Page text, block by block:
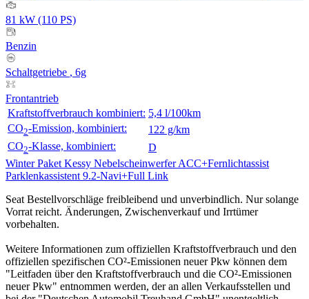
81 kW (110 PS)
Benzin
Schaltgetriebe , 6g
Frontantrieb
Kraftstoffverbrauch kombiniert: 5,4 l/100km
CO2-Emission, kombiniert:
122 g/km
CO2-Klasse, kombiniert:
D
Winter Paket Kessy Nebelscheinwerfer ACC+Fernlichtassist
Parklenkassistent 9.2-Navi+Full Link
Seat Bestellvorschläge freibleibend und unverbindlich. Nur solange
Vorrat reicht. Änderungen, Zwischenverkauf und Irrtümer
vorbehalten.
Weitere Informationen zum offiziellen Kraftstoffverbrauch und den
offiziellen spezifischen CO²-Emissionen neuer Pkw können dem
"Leitfaden über den Kraftstoffverbrauch und die CO²-Emissionen
neuer Pkw" entnommen werden, der an allen Verkaufsstellen und